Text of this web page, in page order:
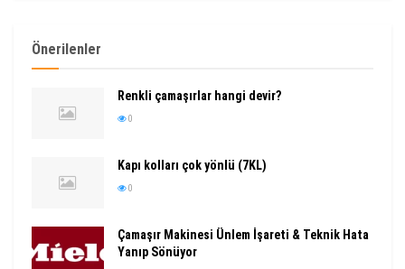
Önerilenler
Renkli çamaşırlar hangi devir?
0
Kapı kolları çok yönlü (7KL)
0
Çamaşır Makinesi Ünlem İşareti & Teknik Hata
Yanıp Sönüyor